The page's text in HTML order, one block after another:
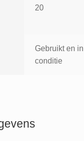
20
Gebruikt en
conditie